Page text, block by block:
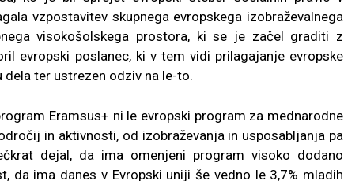
vzpostavitev skupnega evropskega izobraževalnega
visokošolskega prostora, ki se je začel graditi z
evropski poslanec, ki v tem vidi prilagajanje evropske
ter ustrezen odziv na le-to.
Eramsus+ ni le evropski program za mednarodne
in aktivnosti, od izobraževanja in usposabljanja pa
dejal, da ima omenjeni program visoko dodano
da ima danes v Evropski uniji še vedno le 3,7% mladih